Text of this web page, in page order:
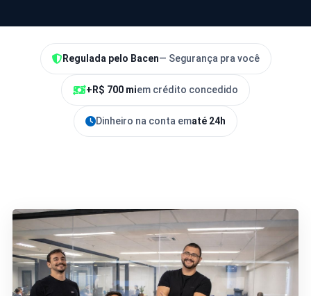
Regulada pelo Bacen— Segurança pra você
+R$ 700 miem crédito concedido
Dinheiro na conta ematé 24h